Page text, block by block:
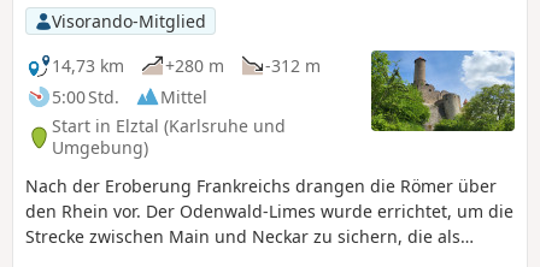
Visorando-Mitglied
14,73 km
+280 m
-312 m
5:00 Std.
Mittel
Start in Elztal (Karlsruhe und
Umgebung)
Nach der Eroberung Frankreichs drangen die Römer über
den Rhein vor. Der Odenwald-Limes wurde errichtet, um die
Strecke zwischen Main und Neckar zu sichern, die als